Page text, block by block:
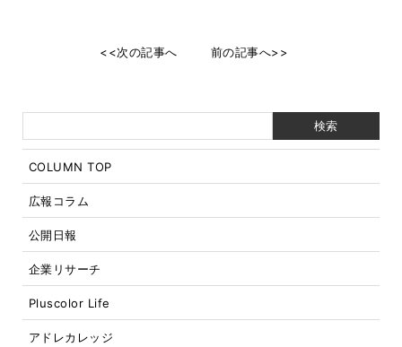
<<次の記事へ 前の記事へ>>
COLUMN TOP
広報コラム
公開日報
企業リサーチ
Pluscolor Life
アドレカレッジ